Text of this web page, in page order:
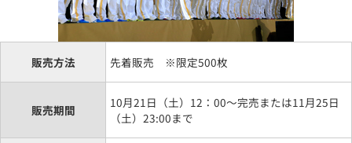
販売方法 先着販売 ※限定500枚
販売期間
10月21日（土）12：00～完売または11月25日
（土）23:00まで